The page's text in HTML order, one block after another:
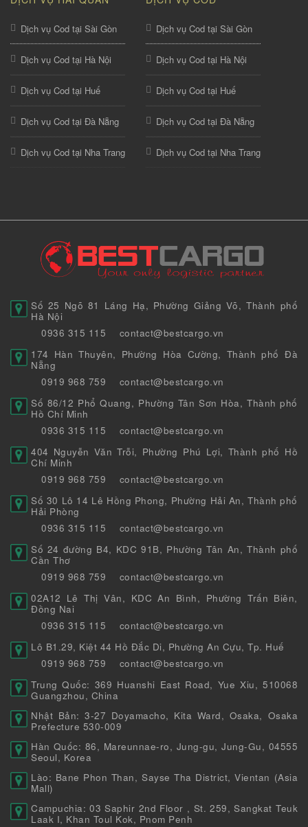
Dịch vụ Cod tại Sài Gòn
Dịch vụ Cod tại Hà Nội
Dịch vụ Cod tại Huế
Dịch vụ Cod tại Đà Nẵng
Dịch vụ Cod tại Nha Trang
Dịch vụ Cod tại Sài Gòn
Dịch vụ Cod tại Hà Nội
Dịch vụ Cod tại Huế
Dịch vụ Cod tại Đà Nẵng
Dịch vụ Cod tại Nha Trang
Số 25 Ngõ 81 Láng Hạ, Phường Giảng Võ, Thành phố
Hà Nội
0936 315 115
contact@bestcargo.vn
174 Hàn Thuyên, Phường Hòa Cường, Thành phố Đà
Nẵng
0919 968 759
contact@bestcargo.vn
Số 86/12 Phổ Quang, Phường Tân Sơn Hòa, Thành phố
Hồ Chí Minh
0936 315 115
contact@bestcargo.vn
404 Nguyễn Văn Trỗi, Phường Phú Lợi, Thành phố Hồ
Chí Minh
0919 968 759
contact@bestcargo.vn
Số 30 Lô 14 Lê Hồng Phong, Phường Hải An, Thành phố
Hải Phòng
0936 315 115
contact@bestcargo.vn
Số 24 đường B4, KDC 91B, Phường Tân An, Thành phố
Cần Thơ
0919 968 759
contact@bestcargo.vn
02A12 Lê Thị Vân, KDC An Bình, Phường Trấn Biên,
Đồng Nai
0936 315 115
contact@bestcargo.vn
Lô B1.29, Kiệt 44 Hồ Đắc Di, Phường An Cựu, Tp. Huế
0919 968 759
contact@bestcargo.vn
Trung Quốc: 369 Huanshi East Road, Yue Xiu, 510068
Guangzhou, China
Nhật Bản: 3-27 Doyamacho, Kita Ward, Osaka, Osaka
Prefecture 530-009
Hàn Quốc: 86, Mareunnae-ro, Jung-gu, Jung-Gu, 04555
Seoul, Korea
Lào: Bane Phon Than, Sayse Tha District, Vientan (Asia
Mall)
Campuchia: 03 Saphir 2nd Floor , St. 259, Sangkat Teuk
Laak I, Khan Toul Kok, Pnom Penh